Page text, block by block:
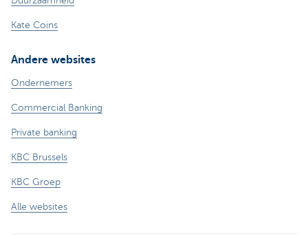
Kate Coins
Andere websites
Ondernemers
Commercial Banking
Private banking
KBC Brussels
KBC Groep
Alle websites